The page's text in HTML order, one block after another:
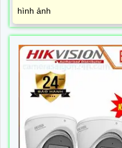
hình ảnh